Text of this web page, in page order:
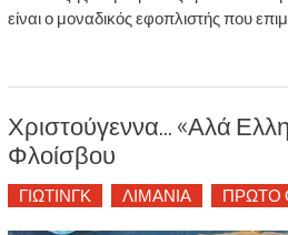
είναι ο μοναδικός εφοπλιστής που
Χριστούγεννα… «αλά
Φλοίσβου
ΓΙΩΤΙΝΓΚ ΛΙΜΑΝΙΑ ΠΡΩΤΟ